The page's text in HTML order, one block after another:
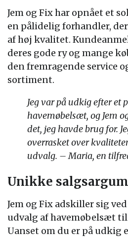
Jem og Fix har opnået et
en pålidelig forhandler,
af høj kvalitet.
deres gode ry og mange
den fremragende service
sortiment.
Jeg var på udkig efter et
havemøbelsæt, og Jem
det, jeg havde brug for.
overrasket over
udvalg. – Maria, en
Unikke
Jem og Fix adskiller sig
udvalg af havemøbelsæt
Uanset om du er på udkig